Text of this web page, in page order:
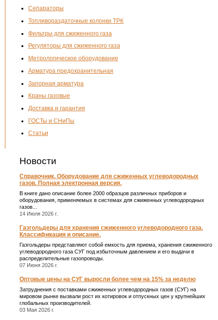
Сепараторы
Топливораздаточные колонки ТРК
Фильтры для сжиженного газа
Регуляторы для сжиженного газа
Метрологическое оборудование
Арматура предохранительная
Запорная арматура
Краны газовые
Доставка и гарантия
ГОСТы и СНиПы
Статьи
Новости
Справочник. Оборудование для сжиженных углеводородных
газов. Полная электронная версия.
В книге дано описание более 2000 образцов различных приборов и
оборудования, применяемых в системах для сжиженных углеводородных
газов...
14 Июля 2026 г.
Газгольдеры для хранения сжиженного углеводородного газа.
Классификация и описание.
Газгольдеры представляют собой емкость для приема, хранения сжиженного
углеводородного газа СУГ под избыточным давлением и его выдачи в
распределительные газопроводы.
07 Июня 2026 г.
Оптовые цены на СУГ выросли более чем на 15% за неделю
Затруднения с поставками сжиженных углеводородных газов (СУГ) на
мировом рынке вызвали рост их котировок и отпускных цен у крупнейших
глобальных производителей.
03 Мая 2026 г.